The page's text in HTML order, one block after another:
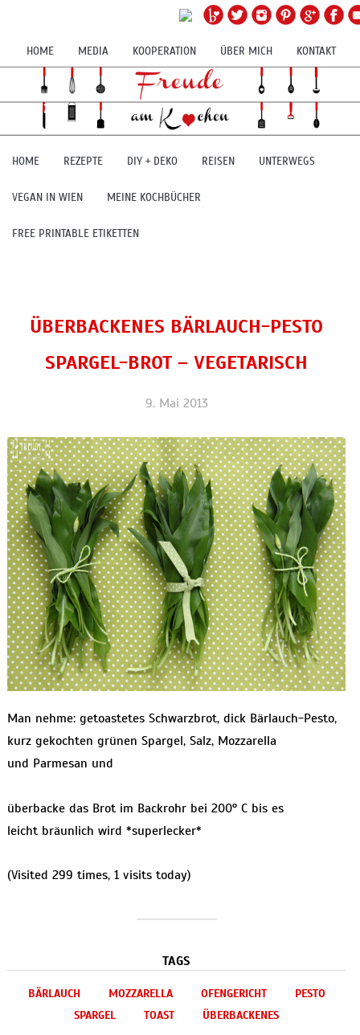
HOME MEDIA KOOPERATION ÜBER MICH KONTAKT
HOME REZEPTE DIY + DEKO REISEN UNTERWEGS
VEGAN IN WIEN MEINE KOCHBÜCHER
FREE PRINTABLE ETIKETTEN
ÜBERBACKENES BÄRLAUCH-PESTO
SPARGEL-BROT – VEGETARISCH
9. Mai 2013
Man nehme: getoastetes Schwarzbrot, dick Bärlauch-Pesto,
kurz gekochten grünen Spargel, Salz, Mozzarella
und Parmesan und
überbacke das Brot im Backrohr bei 200° C bis es
leicht bräunlich wird *superlecker*
(Visited 299 times, 1 visits today)
TAGS
BÄRLAUCH MOZZARELLA OFENGERICHT
PESTO
SPARGEL
TOAST ÜBERBACKENES